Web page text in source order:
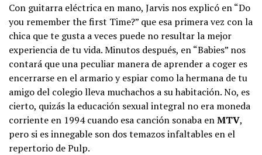
Con guitarra eléctrica en mano, Jarvis nos explicó en “Do
you remember the first Time?” que esa primera vez con la
chica que te gusta a veces puede no resultar la mejor
experiencia de tu vida. Minutos después, en “Babies” nos
contará que una peculiar manera de aprender a coger es
encerrarse en el armario y espiar como la hermana de tu
amigo del colegio lleva muchachos a su habitación. No, es
cierto, quizás la educación sexual integral no era moneda
corriente en 1994 cuando esa canción sonaba enMTV,
pero si es innegable son dos temazos infaltables en el
repertorio de Pulp.